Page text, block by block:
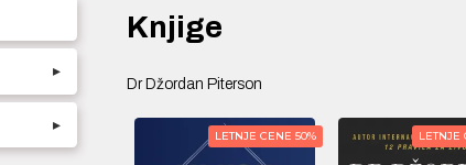
▸
▸
Knjige
Dr Džordan Piterson
LETNJE CENE 50% LETNJE